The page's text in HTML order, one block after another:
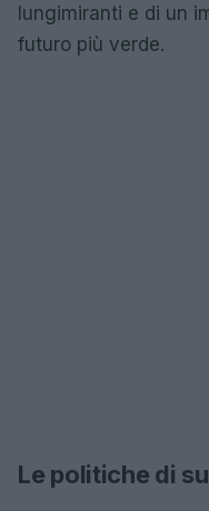
lungimiranti e di un
futuro più verde.
Le politiche di